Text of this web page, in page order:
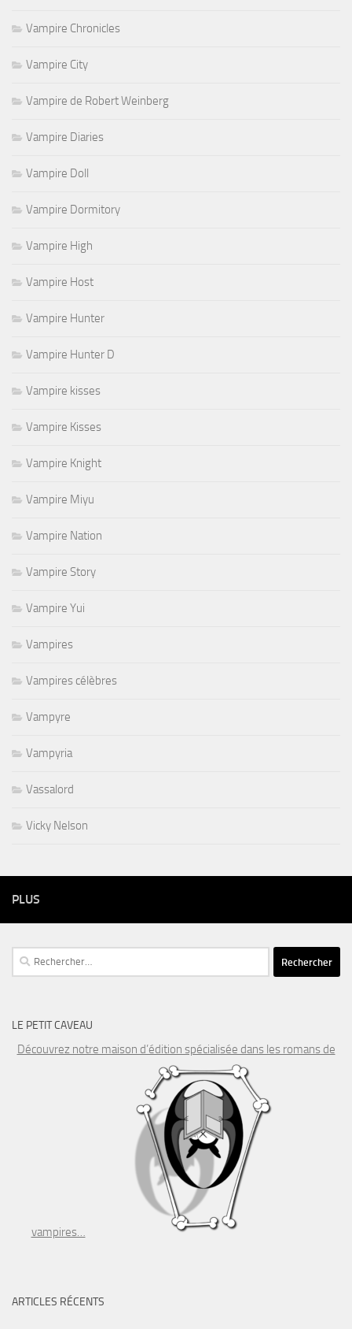
Vampire Chronicles
Vampire City
Vampire de Robert Weinberg
Vampire Diaries
Vampire Doll
Vampire Dormitory
Vampire High
Vampire Host
Vampire Hunter
Vampire Hunter D
Vampire kisses
Vampire Kisses
Vampire Knight
Vampire Miyu
Vampire Nation
Vampire Story
Vampire Yui
Vampires
Vampires célèbres
Vampyre
Vampyria
Vassalord
Vicky Nelson
PLUS
Rechercher :
LE PETIT CAVEAU
Découvrez notre maison d’édition spécialisée dans les romans de
vampires…
ARTICLES RÉCENTS